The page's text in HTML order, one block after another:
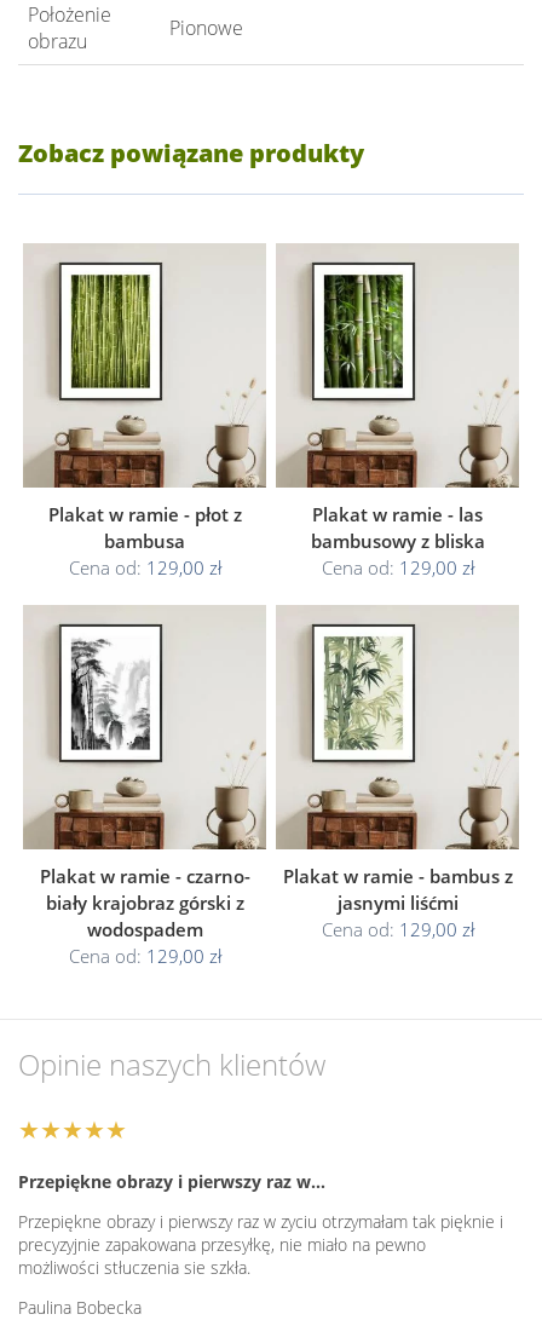
Położenie
obrazu
Pionowe
Zobacz powiązane produkty
Plakat w ramie - płot z
bambusa
Cena od: 129,00 zł
Plakat w ramie - las
bambusowy z bliska
Cena od: 129,00 zł
Plakat w ramie - czarno-
biały krajobraz górski z
wodospadem
Cena od: 129,00 zł
Plakat w ramie - bambus z
jasnymi liśćmi
Cena od: 129,00 zł
Opinie naszych klientów
★★★★★
Przepiękne obrazy i pierwszy raz w…
Przepiękne obrazy i pierwszy raz w zyciu otrzymałam tak pięknie i
precyzyjnie zapakowana przesyłkę, nie miało na pewno
możliwości stłuczenia sie szkła.
Paulina Bobecka